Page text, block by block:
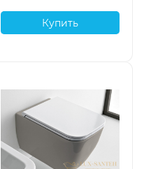
Купить